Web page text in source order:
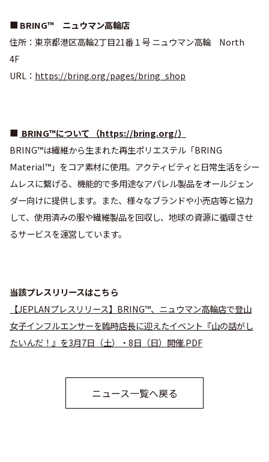
■ BRING™ ニュウマン高輪店
住所：東京都港区高輪2丁目21番１号 ニュウマン高輪 North
4F
URL： https://bring.org/pages/bring_shop
■ BRING™について （https://bring.org/）
BRING™は繊維から生まれた再生ポリエステル「BRING
Material™」をコア素材に使用。アクティビティと日常生活をシー
ムレスに繋げる、機能的で多用途なアパレル製品をオールジェン
ダー向けに提供します。また、様々なブランドや小売店等と協力
して、使用済みの服や繊維製品を回収し、地球の資源に循環させ
るサービスを運営しています。
当該プレスリリースはこちら
【JEPLANプレスリリース】BRING™、ニュウマン高輪店で登山
女子インフルエンサーを臨時店長に迎えたイベント『山の話がし
たいんだ！』を3月7日（土）・8日（日）開催.PDF
ニュース一覧へ戻る